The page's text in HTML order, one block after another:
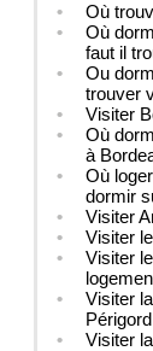
Où
Où
faut il
Ou
trouver
Visiter
Où
à
Où
dormir
Visiter
Visiter
Visiter
Visiter
Visiter